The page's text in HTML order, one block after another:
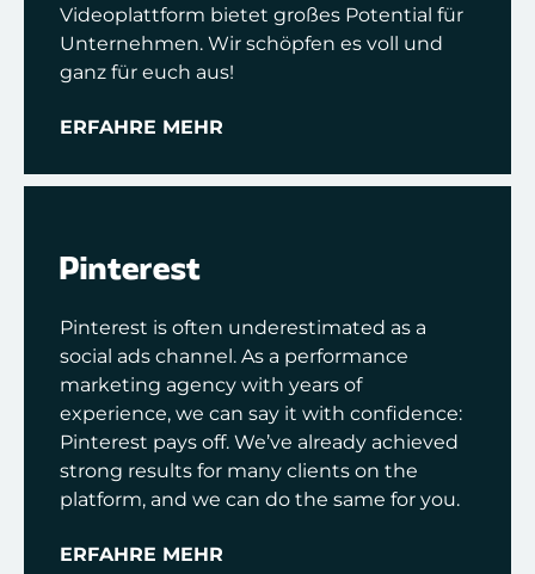
Videoplattform bietet großes Potential für
Unternehmen. Wir schöpfen es voll und
ganz für euch aus!
ERFAHRE MEHR
Pinterest
Pinterest is often underestimated as a
social ads channel. As a performance
marketing agency with years of
experience, we can say it with confidence:
Pinterest pays off. We’ve already achieved
strong results for many clients on the
platform, and we can do the same for you.
ERFAHRE MEHR